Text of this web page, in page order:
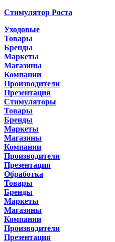
Стимулятор Роста
Уходовые
Товары
Бренды
Маркеты
Магазины
Компании
Производители
Презентация
Стимуляторы
Товары
Бренды
Маркеты
Магазины
Компании
Производители
Презентация
Обработка
Товары
Бренды
Маркеты
Магазины
Компании
Производители
Презентация